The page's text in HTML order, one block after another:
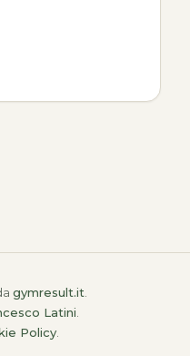
gymresult.it
Latini
Policy